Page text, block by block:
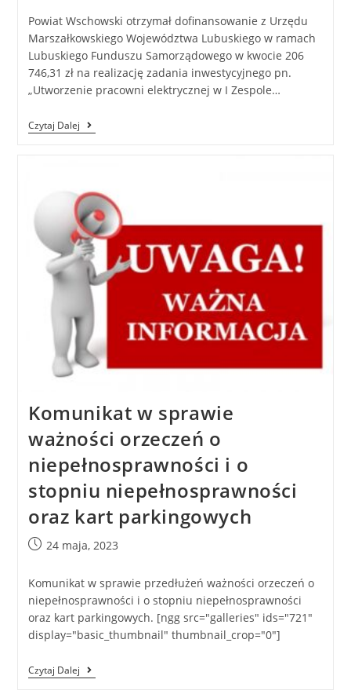
Powiat Wschowski otrzymał dofinansowanie z Urzędu
Marszałkowskiego Województwa Lubuskiego w ramach
Lubuskiego Funduszu Samorządowego w kwocie 206
746,31 zł na realizację zadania inwestycyjnego pn.
„Utworzenie pracowni elektrycznej w I Zespole…
Czytaj Dalej
Komunikat w sprawie
ważności orzeczeń o
niepełnosprawności i o
stopniu niepełnosprawności
oraz kart parkingowych
24 maja, 2023
Komunikat w sprawie przedłużeń ważności orzeczeń o
niepełnosprawności i o stopniu niepełnosprawności
oraz kart parkingowych. [ngg src="galleries" ids="721"
display="basic_thumbnail" thumbnail_crop="0"]
Czytaj Dalej